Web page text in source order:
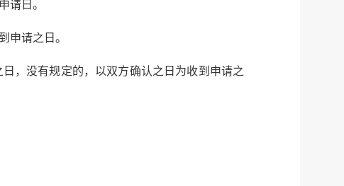
请日。
申请之日。
，没有规定的，以双方确认之日为收到申请之